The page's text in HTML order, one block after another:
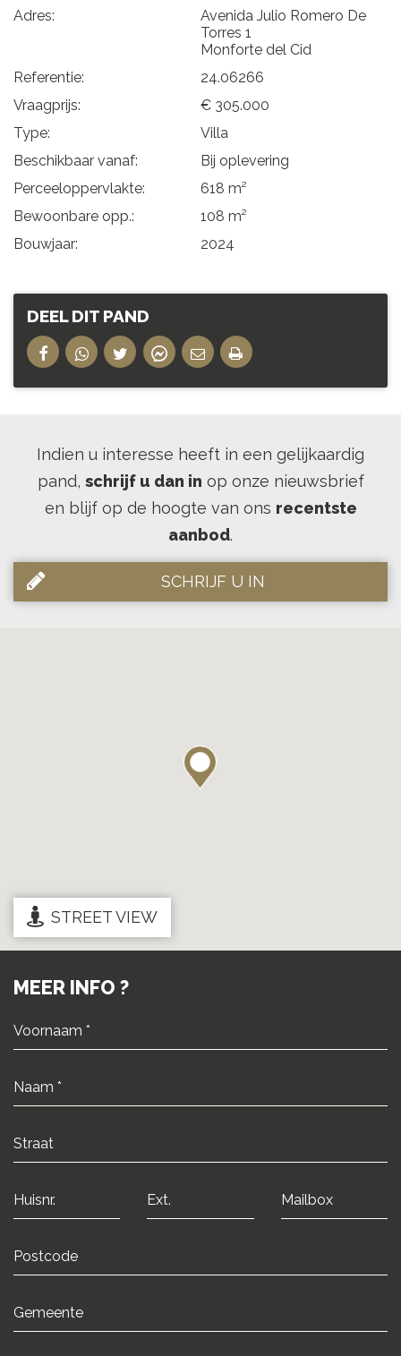
Adres:
Avenida Julio Romero De
Torres 1
Monforte del Cid
Referentie:
24.06266
Vraagprijs:
€ 305.000
Type:
Villa
Beschikbaar vanaf:
Bij oplevering
Perceeloppervlakte:
618 m²
Bewoonbare opp.:
108 m²
Bouwjaar:
2024
DEEL DIT PAND
Indien u interesse heeft in een gelijkaardig
pand, schrijf u dan in op onze nieuwsbrief
en blijf op de hoogte van ons recentste
aanbod.
SCHRIJF U IN
STREET VIEW
MEER INFO ?